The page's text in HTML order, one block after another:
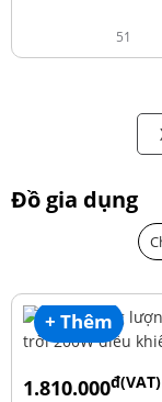
51
Đồ gia dụng
+ Thêm
1.810.000đ(VAT)